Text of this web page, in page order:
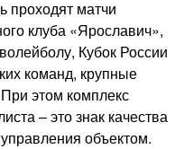
проходят матчи
клуба «Ярославич»,
Кубок России
команд, крупные
этом комплекс
– это знак качества
объектом.